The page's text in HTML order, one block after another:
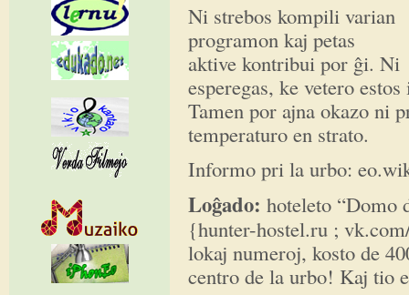
Ni strebos kompili varian
programon kaj petas
aktive kontribui por ĝi. Ni
esperegas, ke vetero
Tamen por ajna okazo ni
temperaturo en strato.
Informo pri la urbo:
Loĝado: hoteleto “Domo
{hunter-hostel.ru ;
lokaj numeroj, kosto de
centro de la urbo! Kaj tio